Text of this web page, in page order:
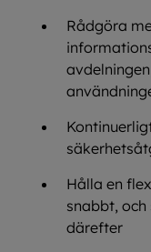
Rådgöra
Hålla en
snabbt,
därefter